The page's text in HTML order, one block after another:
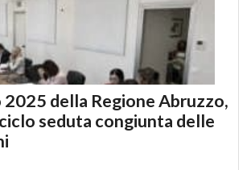
della Regione Abruzzo,
seduta congiunta delle